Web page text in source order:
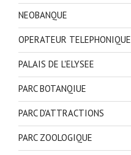
NEOBANQUE
OPERATEUR TELEPHONIQUE
PALAIS DE L'ELYSEE
PARC BOTANQIUE
PARC D'ATTRACTIONS
PARC ZOOLOGIQUE